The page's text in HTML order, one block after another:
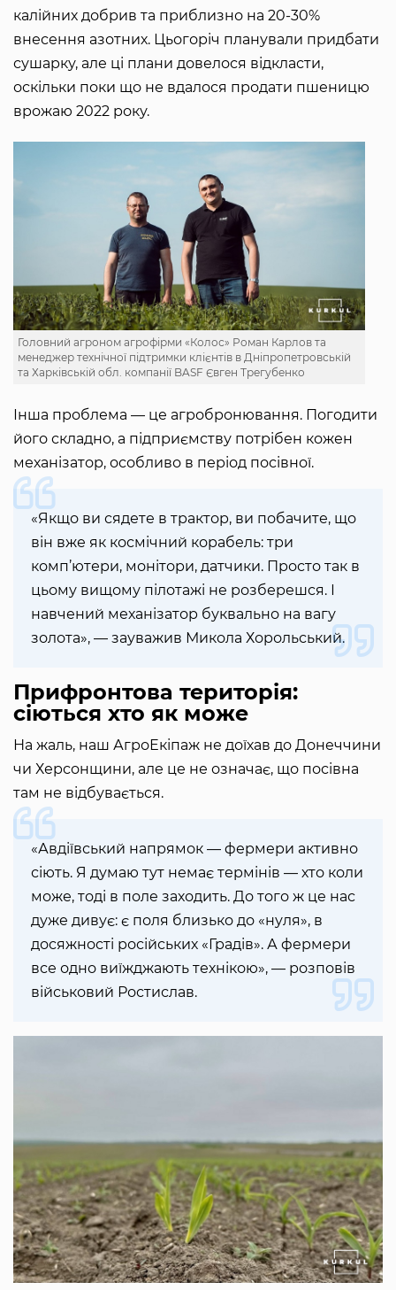
калійних добрив та приблизно на 20-30%
внесення азотних. Цьогоріч планували придбати
сушарку, але ці плани довелося відкласти,
оскільки поки що не вдалося продати пшеницю
врожаю 2022 року.
Головний агроном агрофірми «Колос» Роман Карлов та
менеджер технічної підтримки клієнтів в Дніпропетровській
та Харківській обл. компанії BASF Євген Трегубенко
Інша проблема — це агробронювання. Погодити
його складно, а підприємству потрібен кожен
механізатор, особливо в період посівної.
«Якщо ви сядете в трактор, ви побачите, що
він вже як космічний корабель: три
комп’ютери, монітори, датчики. Просто так в
цьому вищому пілотажі не розберешся. І
навчений механізатор буквально на вагу
золота», — зауважив Микола Хорольський.
Прифронтова територія:
сіються хто як може
На жаль, наш АгроЕкіпаж не доїхав до Донеччини
чи Херсонщини, але це не означає, що посівна
там не відбувається.
«Авдіївський напрямок — фермери активно
сіють. Я думаю тут немає термінів — хто коли
може, тоді в поле заходить. До того ж це нас
дуже дивує: є поля близько до «нуля», в
досяжності російських «Градів». А фермери
все одно виїжджають технікою», — розповів
військовий Ростислав.